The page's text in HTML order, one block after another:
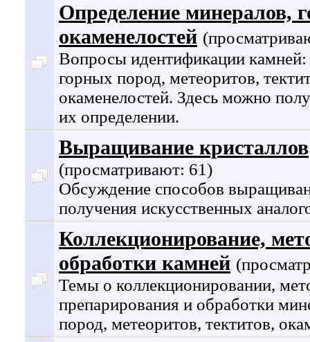
Определение минералов,
окаменелостей
Вопросы идентификации камней:
горных пород, метеоритов,
окаменелостей. Здесь можно
их определении.
Выращивание кристаллов
(просматривают: 61)
Обсуждение способов
получения искусственных
Коллекционирование,
обработки камней
Темы о коллекционировании,
препарирования и обработки
пород, метеоритов, тектитов,